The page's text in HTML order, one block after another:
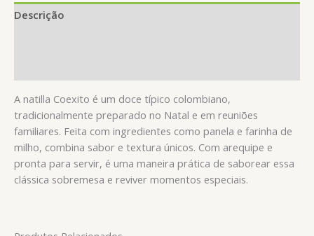
Descrição
A natilla Coexito é um doce típico colombiano,
tradicionalmente preparado no Natal e em reuniões
familiares. Feita com ingredientes como panela e farinha de
milho, combina sabor e textura únicos. Com arequipe e
pronta para servir, é uma maneira prática de saborear essa
clássica sobremesa e reviver momentos especiais.